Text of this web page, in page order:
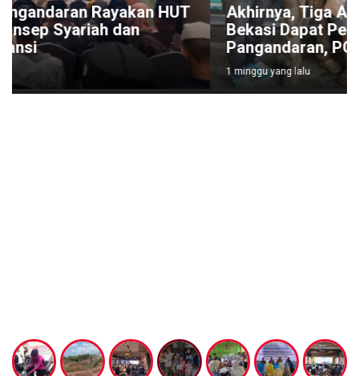
Akhirnya, Tiga Anak Pemulung Asal
Bekasi Dapat Perhatian Disdikpora
Pangandaran, PGRI, dan BAZNAS
1 minggu yang lalu